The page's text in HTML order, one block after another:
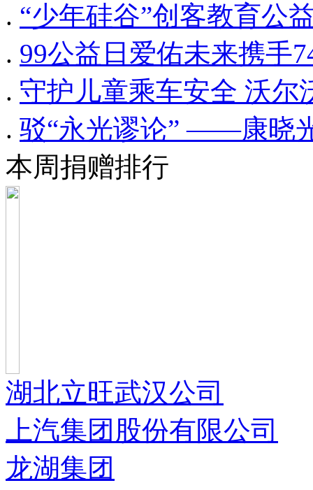
. “少年硅谷”创客教育公
. 99公益日爱佑未来携手
. 守护儿童乘车安全 沃尔
. 驳“永光谬论” ——康晓
本周捐赠排行
湖北立旺武汉公司
上汽集团股份有限公司
龙湖集团